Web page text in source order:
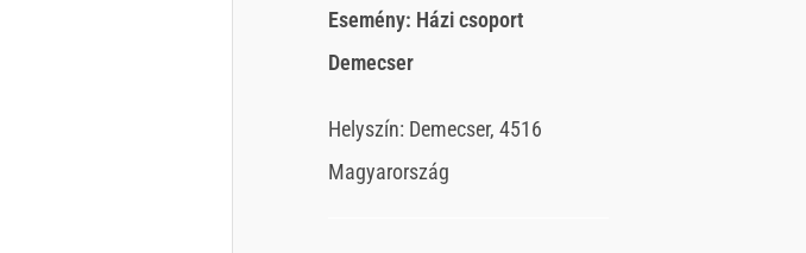
Esemény: Házi csoport
Demecser
Helyszín: Demecser, 4516
Magyarország